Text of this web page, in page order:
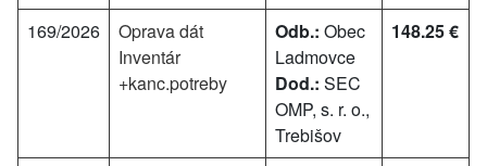
169/2026
Oprava dát
Inventár
+kanc.potreby
Odb.: Obec
Ladmovce
Dod.: SEC
OMP, s. r. o.,
Trebišov
148.25 €